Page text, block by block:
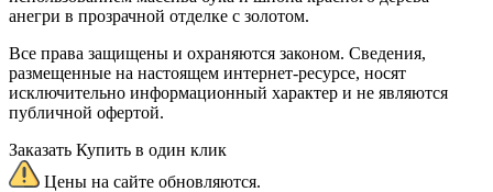
анегри в прозрачной отделке с золотом.
Все права защищены и охраняются законом. Сведения,
размещенные на настоящем интернет-ресурсе, носят
исключительно информационный характер и не являются
публичной офертой.
Заказать Купить в один клик
Цены на сайте обновляются.